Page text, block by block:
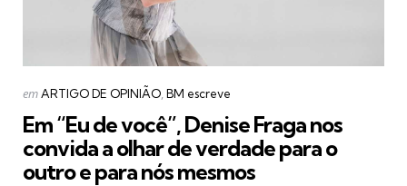
Categorias
Postado
emARTIGO DE OPINIÃO BM escreve
Em “Eu de você”, Denise Fraga nos
convida a olhar de verdade para o
outro e para nós mesmos